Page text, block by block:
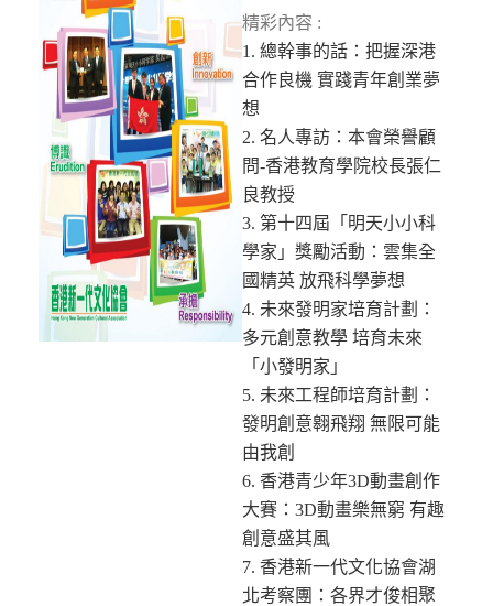
精彩內容 :
1. 總幹事的話：把握深港
合作良機 實踐青年創業夢
想
2. 名人專訪：本會榮譽顧
問-香港教育學院校長張仁
良教授
3. 第十四屆「明天小小科
學家」獎勵活動：雲集全
國精英 放飛科學夢想
4. 未來發明家培育計劃：
多元創意教學 培育未來
「小發明家」
5. 未來工程師培育計劃：
發明創意翱飛翔 無限可能
由我創
6. 香港青少年3D動畫創作
大賽：3D動畫樂無窮 有趣
創意盛其風
7. 香港新一代文化協會湖
北考察團：各界才俊相聚